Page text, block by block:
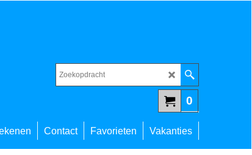
0
Contact Favorieten Vakanties